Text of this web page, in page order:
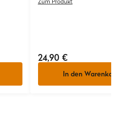
24,90 €
In den Warenkorb